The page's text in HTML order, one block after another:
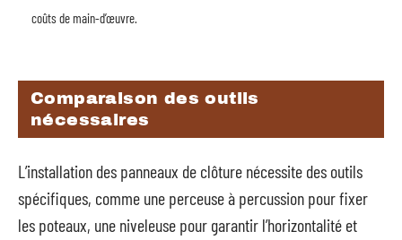
coûts de main-d’œuvre.
Comparaison des outils
nécessaires
L’installation des panneaux de clôture nécessite des outils
spécifiques, comme une perceuse à percussion pour fixer
les poteaux, une niveleuse pour garantir l’horizontalité et